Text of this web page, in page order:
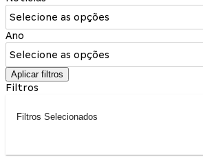
Selecione as opções
Ano
Selecione as opções
Aplicar filtros
Filtros
Filtros Selecionados